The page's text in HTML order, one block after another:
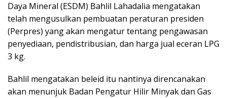
Daya Mineral (ESDM) Bahlil Lahadalia mengatakan
telah mengusulkan pembuatan peraturan presiden
(Perpres) yang akan mengatur tentang pengawasan
penyediaan, pendistribusian, dan harga jual eceran LPG
3 kg.
Bahlil mengatakan beleid itu nantinya direncanakan
akan menunjuk Badan Pengatur Hilir Minyak dan Gas